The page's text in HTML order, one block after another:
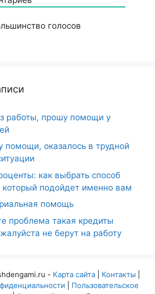
голосов
работы, прошу помощи у
помощи, оказалось в трудной
как выбрать способ
который подойдет именно вам
помощь
проблема такая кредиты
не берут на работу
- Карта сайта| Контакты
Пользовательское